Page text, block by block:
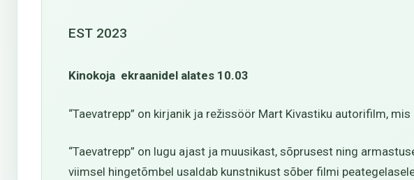
EST 2023
Kinokoja ekraanidel alates 10.03
“Taevatrepp” on kirjanik ja režissöör Mart Kivastiku autorifilm,
“Taevatrepp” on lugu ajast ja muusikast, sõprusest ning
viimsel hingetõmbel usaldab kunstnikust sõber filmi